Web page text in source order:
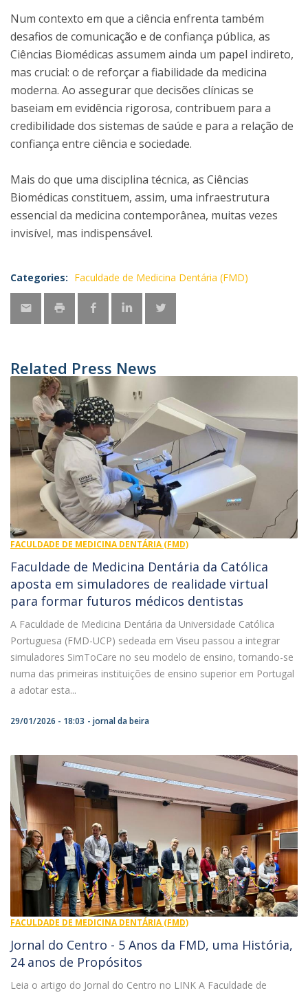
Num contexto em que a ciência enfrenta também
desafios de comunicação e de confiança pública, as
Ciências Biomédicas assumem ainda um papel indireto,
mas crucial: o de reforçar a fiabilidade da medicina
moderna. Ao assegurar que decisões clínicas se
baseiam em evidência rigorosa, contribuem para a
credibilidade dos sistemas de saúde e para a relação de
confiança entre ciência e sociedade.
Mais do que uma disciplina técnica, as Ciências
Biomédicas constituem, assim, uma infraestrutura
essencial da medicina contemporânea, muitas vezes
invisível, mas indispensável.
Categories: Faculdade de Medicina Dentária (FMD)
Related Press News
FACULDADE DE MEDICINA DENTÁRIA (FMD)
Faculdade de Medicina Dentária da Católica
aposta em simuladores de realidade virtual
para formar futuros médicos dentistas
A Faculdade de Medicina Dentária da Universidade Católica
Portuguesa (FMD-UCP) sedeada em Viseu passou a integrar
simuladores SimToCare no seu modelo de ensino, tornando-se
numa das primeiras instituições de ensino superior em Portugal
a adotar esta...
29/01/2026 - 18:03 jornal da beira
FACULDADE DE MEDICINA DENTÁRIA (FMD)
Jornal do Centro - 5 Anos da FMD, uma História,
24 anos de Propósitos
Leia o artigo do Jornal do Centro no LINK A Faculdade de